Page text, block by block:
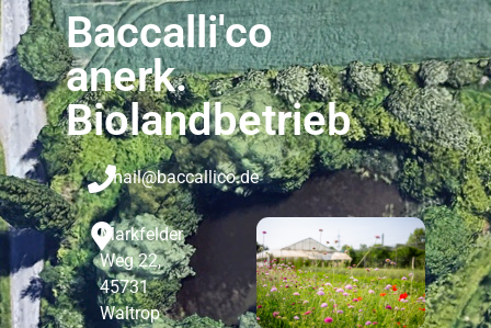
Baccalli'co
anerk.
Biolandbetrieb
mail@baccallico.de
Markfelder
Weg 22,
45731
Waltrop